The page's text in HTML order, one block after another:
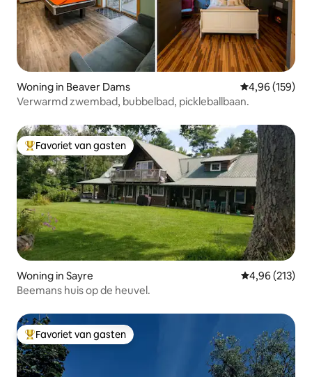
Woning in Beaver Dams Gemiddelde
4,96 (159)
Verwarmd zwembad, bubbelbad, pickleballbaan.
Topfavoriet van gasten
Favoriet van gasten
Woning in Sayre Gemiddelde
4,96 (213)
Beemans huis op de heuvel.
Topfavoriet van gasten
Favoriet van gasten